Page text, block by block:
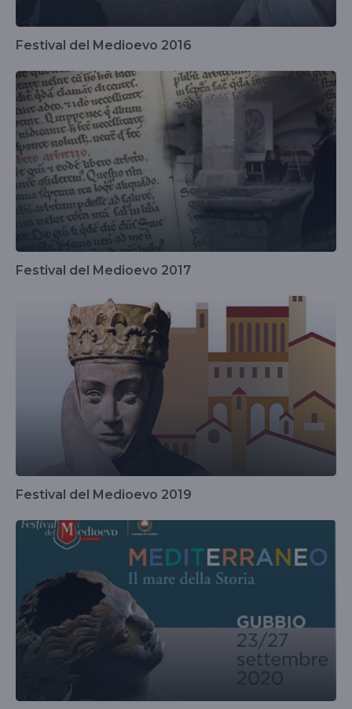
Festival del Medioevo 2016
Festival del Medioevo 2017
Festival del Medioevo 2019